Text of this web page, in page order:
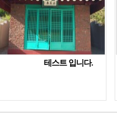
테스트 입니다.